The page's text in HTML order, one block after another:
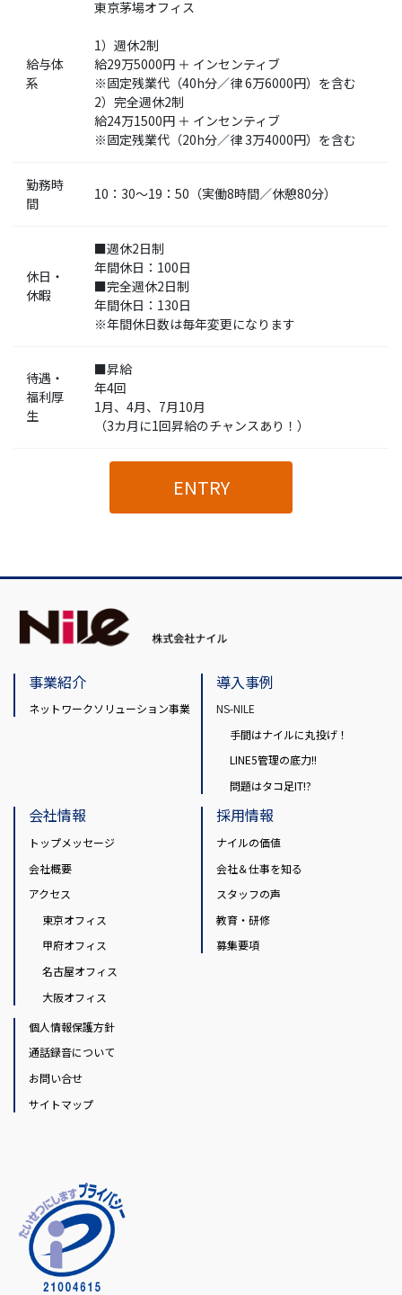
給与体
系
東京茅場オフィス
1）週休2制
給29万5000円 ＋ インセンティブ
※固定残業代（40h分／律 6万6000円）を含む
2）完全週休2制
給24万1500円 ＋ インセンティブ
※固定残業代（20h分／律 3万4000円）を含む
勤務時
間
10：30～19：50（実働8時間／休憩80分）
休日・
休暇
■週休2日制
年間休日：100日
■完全週休2日制
年間休日：130日
※年間休日数は毎年変更になります
待遇・
福利厚
生
■昇給
年4回
1月、4月、7月10月
（3カ月に1回昇給のチャンスあり！）
ENTRY
事業紹介
ネットワークソリューション事業
導入事例
NS-NILE
手間はナイルに丸投げ！
LINE5管理の底力!!
問題はタコ足IT!?
会社情報
トップメッセージ
会社概要
アクセス
東京オフィス
甲府オフィス
名古屋オフィス
大阪オフィス
採用情報
ナイルの価値
会社＆仕事を知る
スタッフの声
教育・研修
募集要項
個人情報保護方針
通話録音について
お問い合せ
サイトマップ